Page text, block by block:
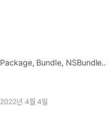
Package, Bundle, NSBundle..
2022년 4월 4일